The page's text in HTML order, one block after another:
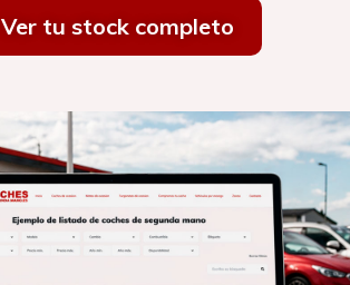
Ver tu stock completo